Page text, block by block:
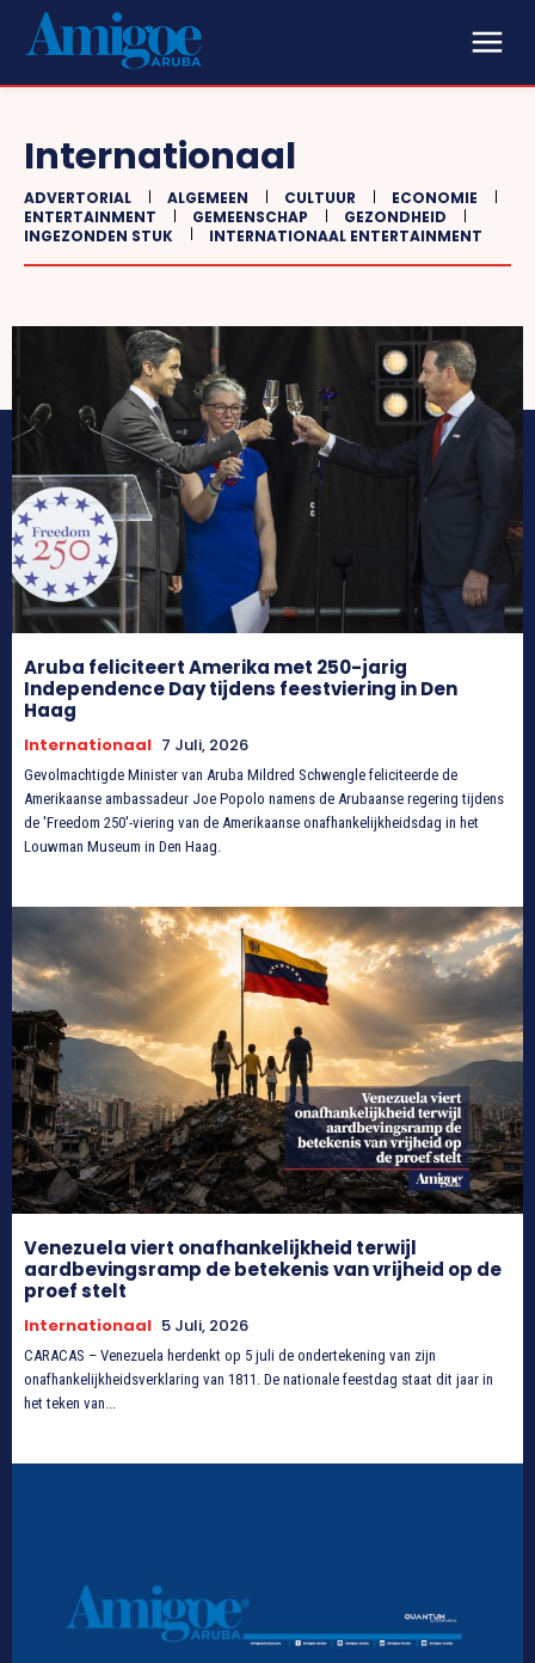
Internationaal
ADVERTORIAL ALGEMEEN CULTUUR
ECONOMIE
ENTERTAINMENT
GEMEENSCHAP
GEZONDHEID
INGEZONDEN STUK
INTERNATIONAAL ENTERTAINMENT
Aruba feliciteert Amerika met 250-jarig
Independence Day tijdens feestviering in Den
Haag
Internationaal 7 Juli, 2026
Gevolmachtigde Minister van Aruba Mildred Schwengle feliciteerde de
Amerikaanse ambassadeur Joe Popolo namens de Arubaanse regering tijdens
de 'Freedom 250'-viering van de Amerikaanse onafhankelijkheidsdag in het
Louwman Museum in Den Haag.
Venezuela viert onafhankelijkheid terwijl
aardbevingsramp de betekenis van vrijheid op de
proef stelt
Internationaal 5 Juli, 2026
CARACAS – Venezuela herdenkt op 5 juli de ondertekening van zijn
onafhankelijkheidsverklaring van 1811. De nationale feestdag staat dit jaar in
het teken van...